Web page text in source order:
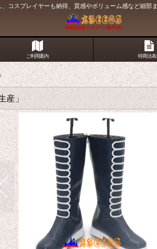
コスプレイヤーも納得、質感やボリューム感など細部
ご利用案内 特商法表
産」